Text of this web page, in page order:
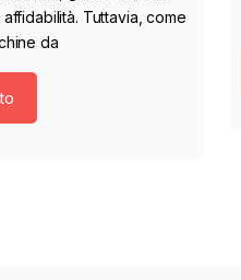
Tuttavia, come
da